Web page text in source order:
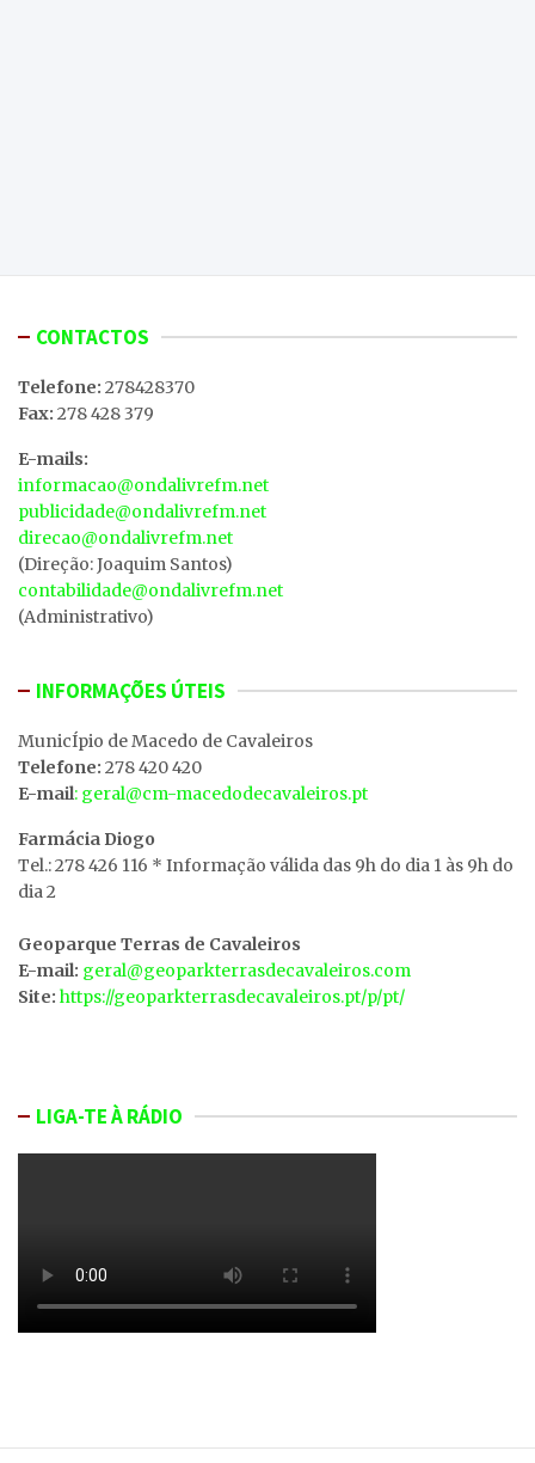
CONTACTOS
Telefone: 278428370
Fax: 278 428 379
E-mails:
informacao@ondalivrefm.net
publicidade@ondalivrefm.net
direcao@ondalivrefm.net
(Direção: Joaquim Santos)
contabilidade@ondalivrefm.net
(Administrativo)
INFORMAÇÕES ÚTEIS
MunicÍpio de Macedo de Cavaleiros
Telefone: 278 420 420
E-mail: geral@cm-macedodecavaleiros.pt
Farmácia Diogo
Tel.: 278 426 116 * Informação válida das 9h do dia 1 às 9h do
dia 2
Geoparque Terras de Cavaleiros
E-mail: geral@geoparkterrasdecavaleiros.com
Site: https://geoparkterrasdecavaleiros.pt/p/pt/
LIGA-TE À RÁDIO